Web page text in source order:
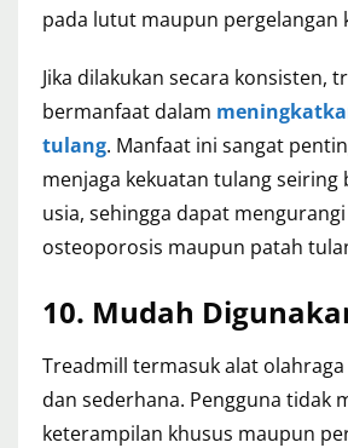
pada lutut maupun pergelangan
Jika dilakukan secara konsisten,
bermanfaat dalam
tulang. Manfaat ini sangat
menjaga kekuatan tulang seiring
usia, sehingga dapat
osteoporosis maupun patah
10. Mudah
Treadmill termasuk alat
dan sederhana. Pengguna tidak
keterampilan khusus maupun